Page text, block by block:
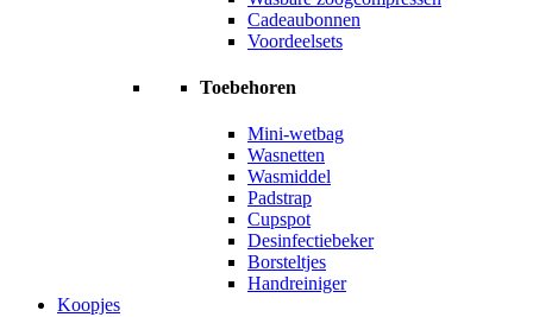
Cadeaubonnen
Voordeelsets
Toebehoren
Mini-wetbag
Wasnetten
Wasmiddel
Padstrap
Cupspot
Desinfectiebeker
Borsteltjes
Handreiniger
Koopjes